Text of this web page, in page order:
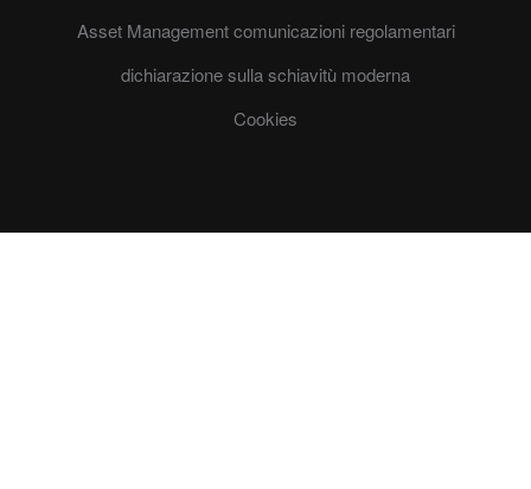
Asset Management comunicazioni regolamentari
dichiarazione sulla schiavitù moderna
Cookies